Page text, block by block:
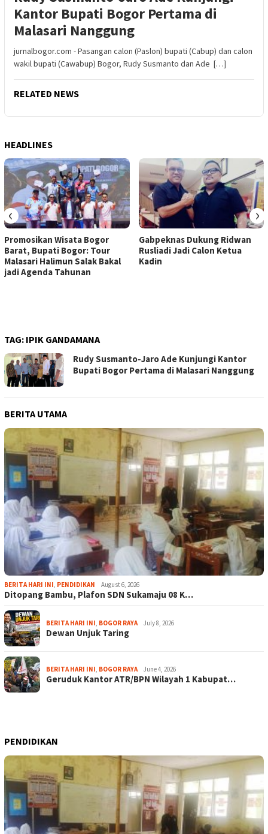
Kantor Bupati Bogor Pertama di
Malasari Nanggung
jurnalbogor.com - Pasangan calon (Paslon) bupati (Cabup) dan calon
wakil bupati (Cawabup) Bogor, Rudy Susmanto dan Ade […]
RELATED NEWS
HEADLINES
Promosikan Wisata Bogor
Barat, Bupati Bogor: Tour
Malasari Halimun Salak Bakal
jadi Agenda Tahunan
Gabpeknas Dukung Ridwan
Rusliadi Jadi Calon Ketua
Kadin
‹ ›
TAG: IPIK GANDAMANA
Rudy Susmanto-Jaro Ade Kunjungi Kantor
Bupati Bogor Pertama di Malasari Nanggung
BERITA UTAMA
BERITA HARI INI, PENDIDIKAN August 6, 2026
Ditopang Bambu, Plafon SDN Sukamaju 08 K…
BERITA HARI INI, BOGOR RAYA July 8, 2026
Dewan Unjuk Taring
BERITA HARI INI, BOGOR RAYA June 4, 2026
Geruduk Kantor ATR/BPN Wilayah 1 Kabupat…
PENDIDIKAN